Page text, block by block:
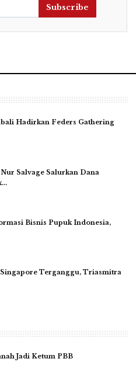
Subscribe
Hadirkan Feders Gathering
Salvage Salurkan Dana
Bisnis Pupuk Indonesia,
Terganggu, Triasmitra
Jadi Ketum PBB